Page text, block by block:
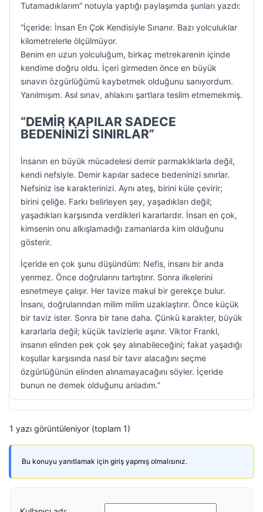
Tutamadıklarım” notuyla yaptığı paylaşımda şunları yazdı:
“İçeride: İnsan En Çok Kendisiyle Sınanır. Bazı yolculuklar
kilometrelerle ölçülmüyor.
Benim en uzun yolculuğum, birkaç metrekarenin içinde
kendime doğru oldu. İçeri girmeden önce en büyük
sınavın özgürlüğümü kaybetmek olduğunu sanıyordum.
Yanılmışım. Asıl sınav, ahlakını şartlara teslim etmemekmiş.
“DEMİR KAPILAR SADECE
BEDENİNİZİ SINIRLAR”
İnsanın en büyük mücadelesi demir parmaklıklarla değil,
kendi nefsiyle. Demir kapılar sadece bedeninizi sınırlar.
Nefsiniz ise karakterinizi. Aynı ateş, birini küle çevirir;
birini çeliğe. Farkı belirleyen şey, yaşadıkları değil;
yaşadıkları karşısında verdikleri kararlardır. İnsan en çok,
kimsenin onu alkışlamadığı zamanlarda kim olduğunu
gösterir.
İçeride en çok şunu düşündüm: Nefis, insanı bir anda
yenmez. Önce doğrularını tartıştırır. Sonra ilkelerini
esnetmeye çalışır. Her tavize makul bir gerekçe bulur.
İnsanı, doğrularından milim milim uzaklaştırır. Önce küçük
bir taviz ister. Sonra bir tane daha. Çünkü karakter, büyük
kararlarla değil; küçük tavizlerle aşınır. Viktor Frankl,
insanın elinden pek çok şey alınabileceğini; fakat yaşadığı
koşullar karşısında nasıl bir tavır alacağını seçme
özgürlüğünün elinden alınamayacağını söyler. İçeride
bunun ne demek olduğunu anladım.”
1 yazı görüntüleniyor (toplam 1)
Bu konuyu yanıtlamak için giriş yapmış olmalısınız.